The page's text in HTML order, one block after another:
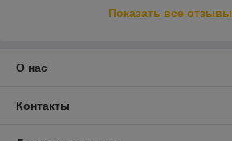
Показать все отзывы
О нас
Контакты